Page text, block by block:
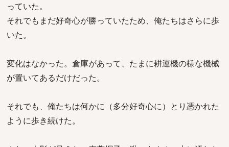
っていた。
それでもまだ好奇心が勝っていたため、俺たちはさらに歩
いた。
変化はなかった。倉庫があって、たまに耕運機の様な機械
が置いてあるだけだった。
それでも、俺たちは何かに（多分好奇心に）とり憑かれた
ように歩き続けた。